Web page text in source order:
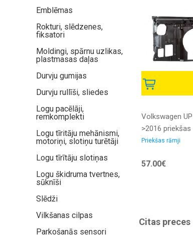
Emblēmas
Rokturi, slēdzenes,
fiksatori
Moldingi, spārnu uzlikas,
plastmasas daļas
Durvju gumijas
Durvju rullīši, sliedes
Logu pacēlāji,
remkomplekti
Logu tīritāju mehānismi,
motoriņi, slotiņu turētāji
Logu tīrītāju slotiņas
Logu škidruma tvertnes,
sūknīši
Slēdži
Vilkšanas cilpas
Parkošanās sensori
Volkswagen
>2016
Priekšas rāmji
57.00€
Citas preces